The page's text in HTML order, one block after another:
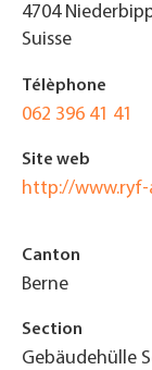
4704
Suisse
Télèphone
062 396 41 41
Site web
http://www.ryf-
Canton
Berne
Section
Gebäudehülle